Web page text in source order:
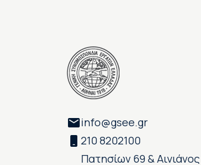
info@gsee.gr
210 8202100
Πατησίων 69 & Αινιάνος